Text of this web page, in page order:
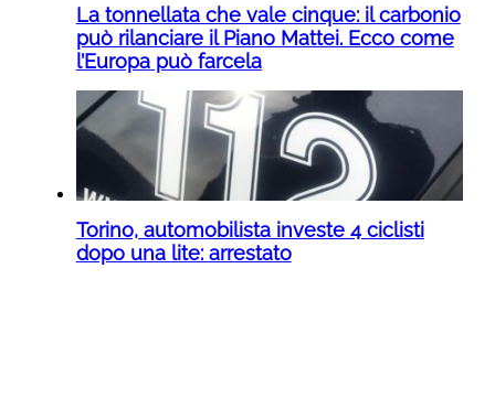
La tonnellata che vale cinque: il carbonio
può rilanciare il Piano Mattei. Ecco come
l’Europa può farcela
Torino, automobilista investe 4 ciclisti
dopo una lite: arrestato